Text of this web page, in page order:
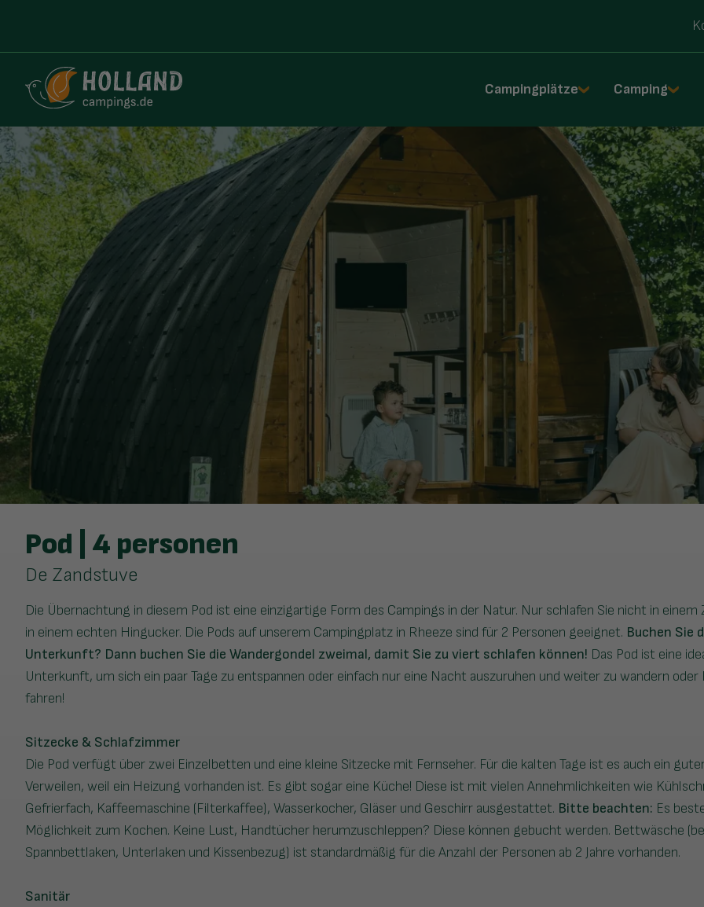
Campingplätze Camping
Pod | 4 personen
De Zandstuve
Die Übernachtung in diesem Pod ist eine einzigartige Form des Campings in der Natur. Nur schlafen Sie nicht in einem
in einem echten Hingucker. Die Pods auf unserem Campingplatz in Rheeze sind für 2 Personen geeignet. Buchen Sie
Unterkunft? Dann buchen Sie die Wandergondel zweimal, damit Sie zu viert schlafen können! Das Pod ist eine
Unterkunft, um sich ein paar Tage zu entspannen oder einfach nur eine Nacht auszuruhen und weiter zu wandern oder
fahren!
Sitzecke & Schlafzimmer
Die Pod verfügt über zwei Einzelbetten und eine kleine Sitzecke mit Fernseher. Für die kalten Tage ist es auch ein
Verweilen, weil ein Heizung vorhanden ist. Es gibt sogar eine Küche! Diese ist mit vielen Annehmlichkeiten wie
Gefrierfach, Kaffeemaschine (Filterkaffee), Wasserkocher, Gläser und Geschirr ausgestattet. Bitte beachten: Es
Möglichkeit zum Kochen. Keine Lust, Handtücher herumzuschleppen? Diese können gebucht werden. Bettwäsche
Spannbettlaken, Unterlaken und Kissenbezug) ist standardmäßig für die Anzahl der Personen ab 2 Jahre vorhanden.
Sanitär